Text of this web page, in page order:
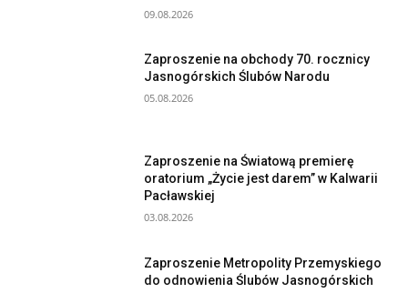
09.08.2026
Zaproszenie na obchody 70. rocznicy
Jasnogórskich Ślubów Narodu
05.08.2026
Zaproszenie na Światową premierę
oratorium „Życie jest darem” w Kalwarii
Pacławskiej
03.08.2026
Zaproszenie Metropolity Przemyskiego
do odnowienia Ślubów Jasnogórskich